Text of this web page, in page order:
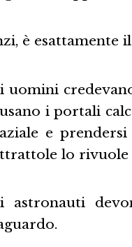
è esattamente
uomini
i portali
e
lo rivuole
astronauti